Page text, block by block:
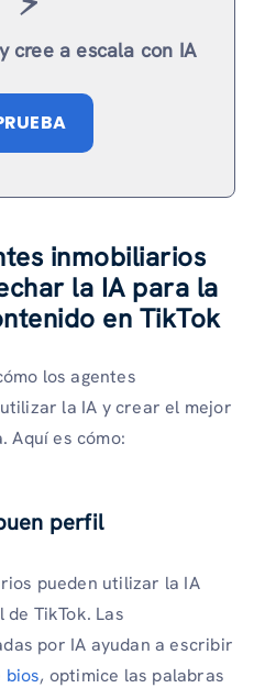
cree a escala con IA
inmobiliarios
la IA para la
en TikTok
los agentes
la IA y crear el mejor
Aquí es cómo:
perfil
pueden utilizar la IA
TikTok. Las
por IA ayudan a escribir
bios, optimice las palabras